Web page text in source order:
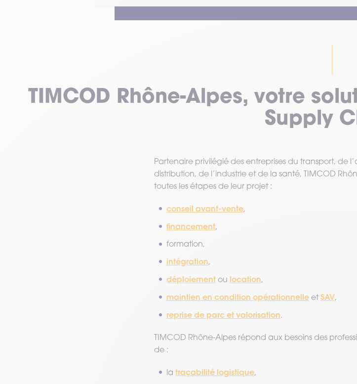
TIMCOD Rhône-Alpes, votre
Supply
Partenaire privilégié des entreprises du transport, de
distribution, de l’industrie et de la santé, TIMCOD
toutes les étapes de leur projet :
conseil avant-vente,
financement,
formation,
intégration,
déploiement ou location,
maintien en condition opérationnelle etSAV,
reprise de parc et valorisation.
TIMCOD Rhône-Alpes répond aux besoins des
de :
la traçabilité logistique,